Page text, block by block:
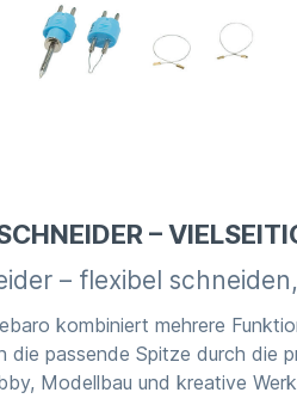
–
– flexibel
kombiniert mehrere
passende Spitze durch die
Modellbau und kreative